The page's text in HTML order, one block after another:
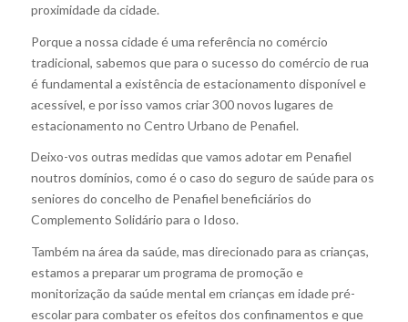
proximidade da cidade.
Porque a nossa cidade é uma referência no comércio
tradicional, sabemos que para o sucesso do comércio de rua
é fundamental a existência de estacionamento disponível e
acessível, e por isso vamos criar 300 novos lugares de
estacionamento no Centro Urbano de Penafiel.
Deixo-vos outras medidas que vamos adotar em Penafiel
noutros domínios, como é o caso do seguro de saúde para os
seniores do concelho de Penafiel beneficiários do
Complemento Solidário para o Idoso.
Também na área da saúde, mas direcionado para as crianças,
estamos a preparar um programa de promoção e
monitorização da saúde mental em crianças em idade pré-
escolar para combater os efeitos dos confinamentos e que